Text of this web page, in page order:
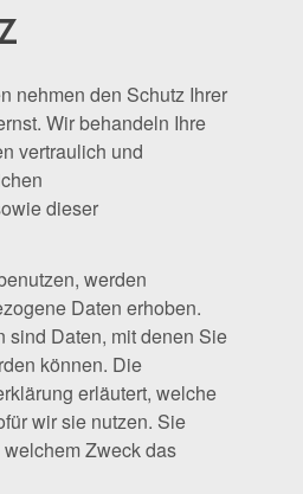
nehmen den Schutz Ihrer
Wir behandeln Ihre
vertraulich und
dieser
werden
Daten erhoben.
sind Daten, mit denen Sie
können. Die
erläutert, welche
wir sie nutzen. Sie
Zweck das